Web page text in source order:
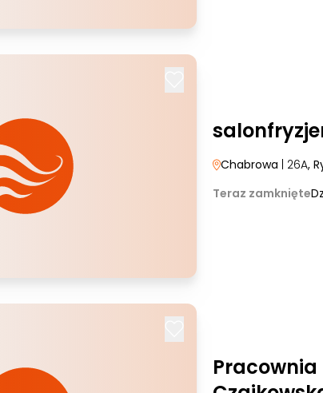
Chabrowa | 26A,
Teraz zamknięte